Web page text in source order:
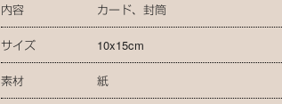
内容 カード、封筒
サイズ 10x15cm
素材 紙